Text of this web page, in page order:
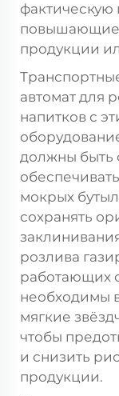
фактическую
повышающие
продукции
автомат для
напитков с
должны быть
мокрых
сохранять
розлива
работающих
необходимы
мягкие
чтобы
и снизить
продукции.